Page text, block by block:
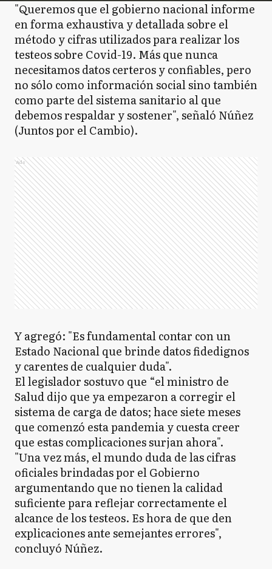
"Queremos que el gobierno nacional informe
en forma exhaustiva y detallada sobre el
método y cifras utilizados para realizar los
testeos sobre Covid-19. Más que nunca
necesitamos datos certeros y confiables, pero
no sólo como información social sino también
como parte del sistema sanitario al que
debemos respaldar y sostener", señaló Núñez
(Juntos por el Cambio).
Ads
Y agregó: "Es fundamental contar con un
Estado Nacional que brinde datos fidedignos
y carentes de cualquier duda".
El legislador sostuvo que “el ministro de
Salud dijo que ya empezaron a corregir el
sistema de carga de datos; hace siete meses
que comenzó esta pandemia y cuesta creer
que estas complicaciones surjan ahora".
"Una vez más, el mundo duda de las cifras
oficiales brindadas por el Gobierno
argumentando que no tienen la calidad
suficiente para reflejar correctamente el
alcance de los testeos. Es hora de que den
explicaciones ante semejantes errores",
concluyó Núñez.